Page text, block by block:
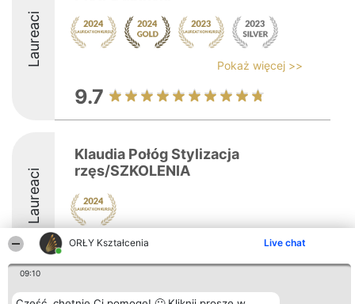
ORŁY Kształcenia Live chat
09:10
Laureaci Pokaż więcej >>
9.7
Laureaci
Klaudia Połóg Stylizacja
rzęs/SZKOLENIA
8.5